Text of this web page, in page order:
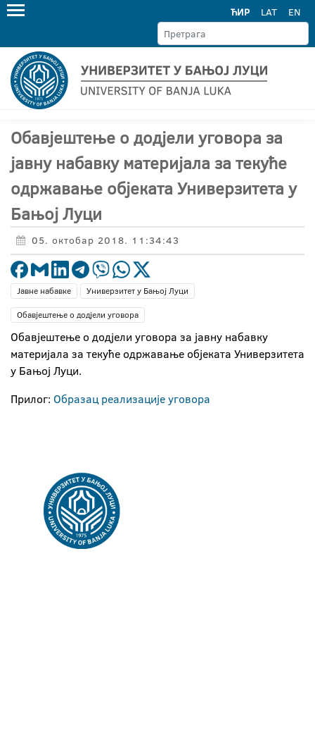
ЋИР LAT EN
Обавјештење о додјели уговора за
јавну набавку материјала за текуће
одржавање објеката Универзитета у
Бањој Луци
05. октобар 2018. 11:34:43
Јавне набавке
Универзитет у Бањој Луци
Обавјештење о додјели уговора
Обавјештење о додјели уговора за јавну набавку
материјала за текуће одржавање објеката Универзитета
у Бањој Луци.
Прилог: Образац реализације уговора